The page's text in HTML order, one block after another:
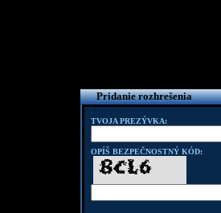
Pridanie rozhrešenia
TVOJA PREZÝVKA:
OPÍŠ BEZPEČNOSTNÝ KÓD: